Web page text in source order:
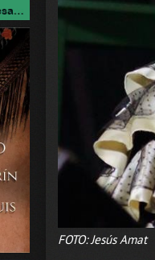
FOTO: Jesús Amat